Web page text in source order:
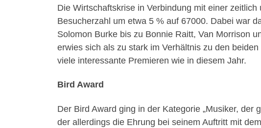
Die Wirtschaftskrise in Verbindung mit einer
Besucherzahl um etwa 5 % auf 67000. Dabei war
Solomon Burke bis zu Bonnie Raitt, Van Morrison
erwies sich als zu stark im Verhältnis zu den
viele interessante Premieren wie in diesem Jahr.
Bird Award
Der Bird Award ging in der Kategorie „Musiker,
der allerdings die Ehrung bei seinem Auftritt mit